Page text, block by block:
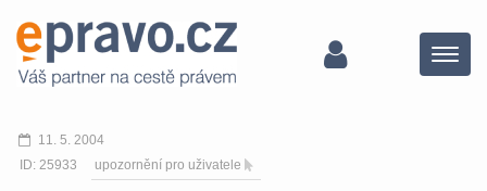
Menu
11. 5. 2004
ID: 25933
upozornění pro uživatele